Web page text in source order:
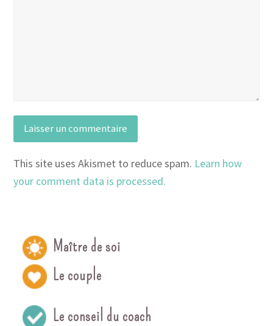
This site uses Akismet to reduce spam. Learn how
your comment data is processed.
Maître de soi
Le couple
Le conseil du coach